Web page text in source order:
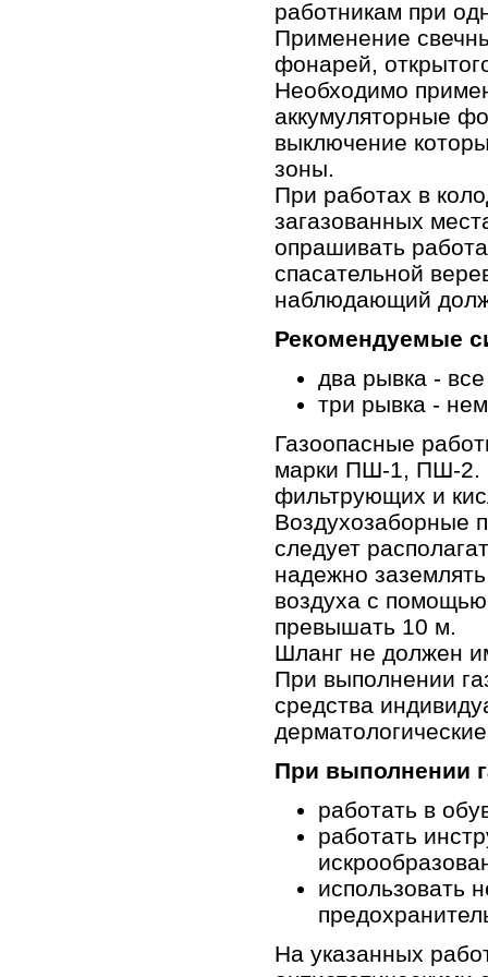
работникам при
Применение
фонарей,
Необходимо
аккумуляторные
выключение
зоны.
При работах в
загазованных
опрашивать
спасательной
наблюдающий
Рекомендуемые
два рывка -
три рывка -
Газоопасные
марки ПШ-1, ПШ-2.
фильтрующих и
Воздухозаборные
следует
надежно
воздуха с
превышать 10 м.
Шланг не должен
При выполнении
средства
При выполнении
работать в
работать
использовать
На указанных